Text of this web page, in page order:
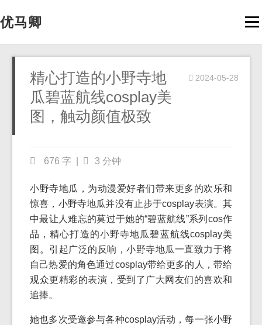
优马卿
精心打造的小野寺地
瓜碧蓝航线cosplay美
图，触动颜值极致
2024-05-28
676 字 3 分钟
小野寺地瓜，为动漫爱好者们带来更多的欢乐和
惊喜，小野寺地瓜并没有止步于cosplay表演。其
中最让人难忘的莫过于她的“碧蓝航线”系列cos作
品，精心打造的小野寺地瓜碧蓝航线cosplay美
图。引起广泛的反响，小野寺地瓜一直致力于将
自己热爱的角色通过cosplay带给更多的人，带给
观众更精彩的表演，受到了广大网友们的喜欢和
追捧。
她也多次受邀参与各种cosplay活动，每一张小野